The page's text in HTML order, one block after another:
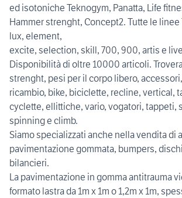
ed isotoniche Teknogym, Panatta, Life
Hammer strenght, Concept2. Tutte le
lux, element,
excite, selection, skill, 700, 900, artis e
Disponibilità di oltre 10000 articoli.
strenght, pesi per il corpo libero,
ricambio, bike, biciclette, recline, vertical,
cyclette, ellittiche, vario, vogatori, tappeti,
spinning e climb.
Siamo specializzati anche nella vendita di
pavimentazione gommata, bumpers,
bilancieri.
La pavimentazione in gomma antitrauma
formato lastra da 1m x 1m o 1,2m x 1m,